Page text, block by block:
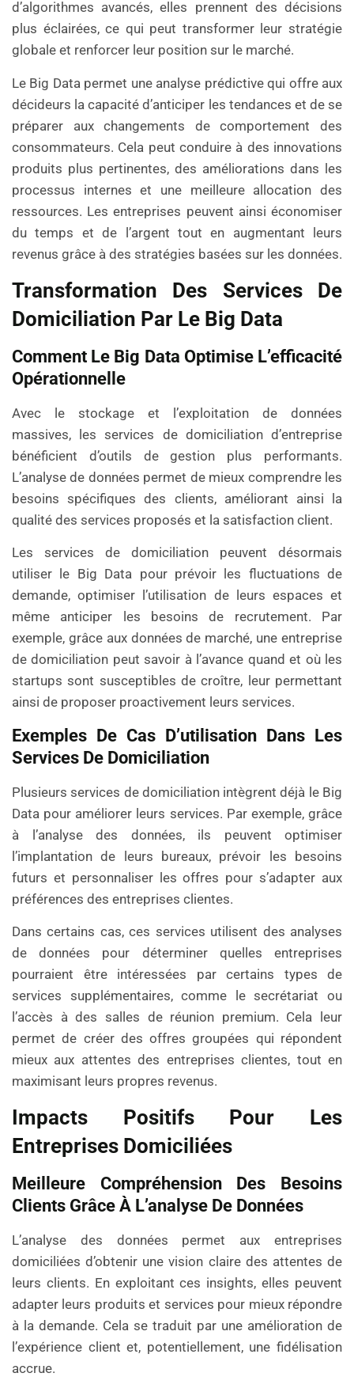
d’algorithmes avancés, elles prennent des décisions
plus éclairées, ce qui peut transformer leur stratégie
globale et renforcer leur position sur le marché.
Le Big Data permet une analyse prédictive qui offre aux
décideurs la capacité d’anticiper les tendances et de se
préparer aux changements de comportement des
consommateurs. Cela peut conduire à des innovations
produits plus pertinentes, des améliorations dans les
processus internes et une meilleure allocation des
ressources. Les entreprises peuvent ainsi économiser
du temps et de l’argent tout en augmentant leurs
revenus grâce à des stratégies basées sur les données.
Transformation Des Services De
Domiciliation Par Le Big Data
Comment Le Big Data Optimise L’efficacité
Opérationnelle
Avec le stockage et l’exploitation de données
massives, les services de domiciliation d’entreprise
bénéficient d’outils de gestion plus performants.
L’analyse de données permet de mieux comprendre les
besoins spécifiques des clients, améliorant ainsi la
qualité des services proposés et la satisfaction client.
Les services de domiciliation peuvent désormais
utiliser le Big Data pour prévoir les fluctuations de
demande, optimiser l’utilisation de leurs espaces et
même anticiper les besoins de recrutement. Par
exemple, grâce aux données de marché, une entreprise
de domiciliation peut savoir à l’avance quand et où les
startups sont susceptibles de croître, leur permettant
ainsi de proposer proactivement leurs services.
Exemples De Cas D’utilisation Dans Les
Services De Domiciliation
Plusieurs services de domiciliation intègrent déjà le Big
Data pour améliorer leurs services. Par exemple, grâce
à l’analyse des données, ils peuvent optimiser
l’implantation de leurs bureaux, prévoir les besoins
futurs et personnaliser les offres pour s’adapter aux
préférences des entreprises clientes.
Dans certains cas, ces services utilisent des analyses
de données pour déterminer quelles entreprises
pourraient être intéressées par certains types de
services supplémentaires, comme le secrétariat ou
l’accès à des salles de réunion premium. Cela leur
permet de créer des offres groupées qui répondent
mieux aux attentes des entreprises clientes, tout en
maximisant leurs propres revenus.
Impacts Positifs Pour Les
Entreprises Domiciliées
Meilleure Compréhension Des Besoins
Clients Grâce À L’analyse De Données
L’analyse des données permet aux entreprises
domiciliées d’obtenir une vision claire des attentes de
leurs clients. En exploitant ces insights, elles peuvent
adapter leurs produits et services pour mieux répondre
à la demande. Cela se traduit par une amélioration de
l’expérience client et, potentiellement, une fidélisation
accrue.